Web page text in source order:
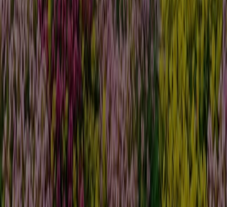
Nutzen Sie die
Angebote und Aktionen von
Hellweg
optimal und bleiben Sie über alle Preis- und
Produktupdates im August 2026 informiert. Bei Tiendeo
haben Sie stets Zugang zu den besten
Einkaufsmöglichkeiten in Deutschland. Warten Sie nicht
länger und entdecken Sie die Angebote, die wir für Sie
vorbereitet haben!
Finde Hellweg Kataloge in deiner
Stadt
Hellweg in Berlin Hellweg in Essen
Hellweg in Leipzig
Hellweg in Dortmund
Hellweg in Duisburg
Hellweg
in Bochum
Hellweg in Münster
Hellweg in Bielefeld
Hellweg in Bonn
Hellweg in Chemnitz
Hellweg in
Magdeburg
Hellweg in Wuppertal
Zeige mehr Städte